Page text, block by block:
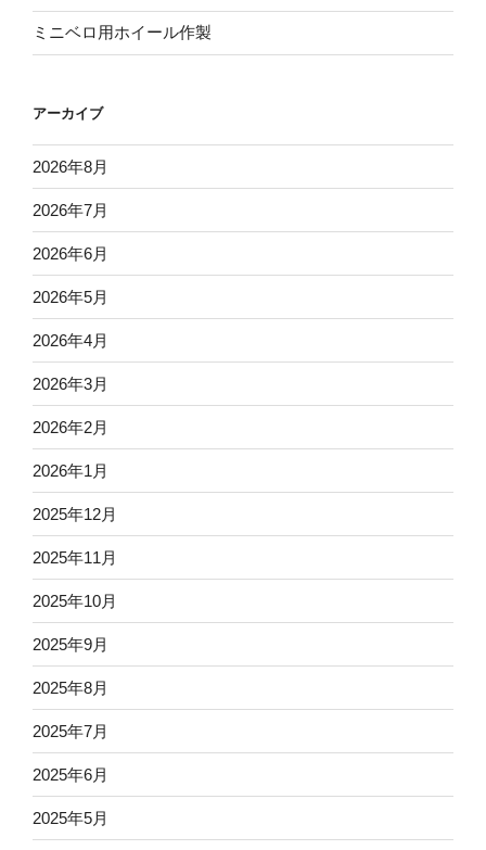
ミニベロ用ホイール作製
アーカイブ
2026年8月
2026年7月
2026年6月
2026年5月
2026年4月
2026年3月
2026年2月
2026年1月
2025年12月
2025年11月
2025年10月
2025年9月
2025年8月
2025年7月
2025年6月
2025年5月